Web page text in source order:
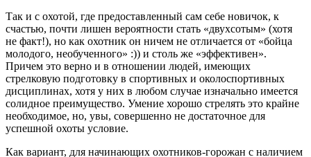
Так и с охотой, где предоставленный сам себе новичок, к
счастью, почти лишен вероятности стать «двухсотым» (хотя
не факт!), но как охотник он ничем не отличается от «бойца
молодого, необученного» :)) и столь же «эффективен».
Причем это верно и в отношении людей, имеющих
стрелковую подготовку в спортивных и околоспортивных
дисциплинах, хотя у них в любом случае изначально имеется
солидное преимущество. Умение хорошо стрелять это крайне
необходимое, но, увы, совершенно не достаточное для
успешной охоты условие.
Как вариант, для начинающих охотников-горожан с наличием